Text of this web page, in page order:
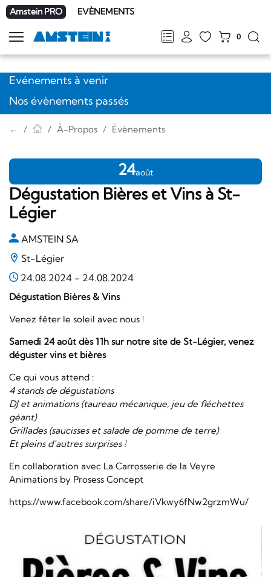
Amstein PRO EVÈNEMENTS
FRDEENIT
0
Afficher
la
navigation
Evénements à venir
Nos évènements passés
← À-Propos Évènements
Dégustation Bières et Vins à St-
Légier
24août
AMSTEIN SA
St-Légier
24.08.2024 - 24.08.2024
Dégustation Bières & Vins
Venez fêter le soleil avec nous !
Samedi 24 août dès 11h sur notre site de St-Légier, venez
déguster vins et bières
Ce qui vous attend :
4 stands de dégustations
DJ et animations (taureau mécanique, jeu de fléchettes
géant)
Grillades (saucisses et salade de pomme de terre)
Et pleins d’autres surprises !
En collaboration avec La Carrosserie de la Veyre
Animations by Prosess Concept
https://www.facebook.com/share/iVkwy6fNw2grzmWu/